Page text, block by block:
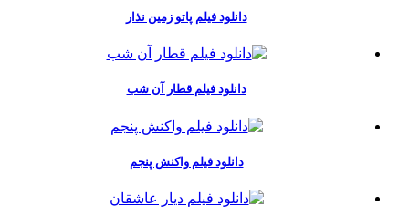
دانلود فیلم پاتو زمین نذار
دانلود فیلم قطار آن شب
دانلود فیلم واکنش پنجم